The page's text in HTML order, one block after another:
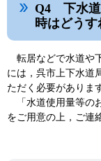
Q4 下水道
時はどうす
転居などで水道や
には，呉市上下水道
ただく必要がありま
「水道使用量等の
をご用意の上，ご連